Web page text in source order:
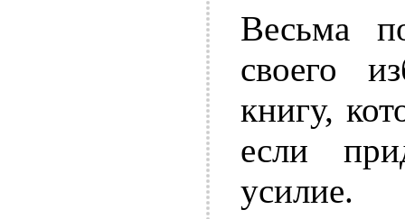
Весьма
своего
книгу,
если
усилие.